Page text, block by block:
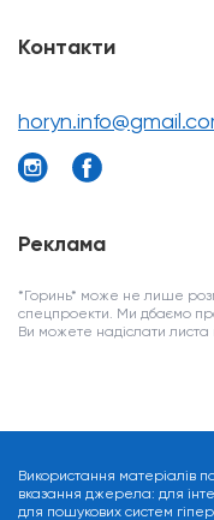
Контакти
Реклама
*Горинь* може не лише
спецпроекти. Ми дбаємо
Ви можете надіслати
Використання матеріалів
вказання джерела: для
для пошукових систем